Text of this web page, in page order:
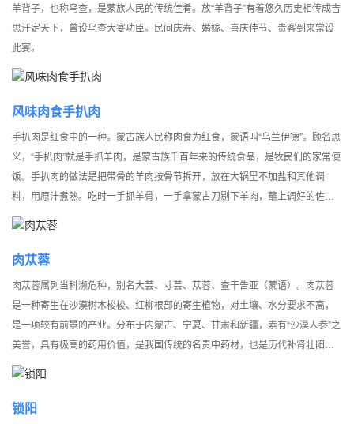
羊背子，也称乌查，是蒙族人民的传统佳肴。放“羊背子”有着悠久历史相传成吉
思汗定天下，曾设乌查大宴功臣。民间庆寿、婚嫁、喜庆佳节、贵客到来常设
此宴。
风味肉食手扒肉
手扒肉是红食中的一种。蒙古族人民称肉食为红食，蒙语叫“乌兰伊德”。顾名思
义，“手扒肉”就是手抓羊肉，是蒙古族千百年来的传统食品，是牧民们的家常便
饭。手扒肉的做法是把带骨的羊肉按骨节拆开，放在大锅里不加盐和其他调
料，用原汁煮熟。吃时一手抓羊骨，一手拿蒙古刀剔下羊肉，蘸上调好的佐料
吃。根据牧民的习惯，手扒肉一般用作晚餐。 到草原观光旅游不吃一顿手扒肉
就算没完全领略到草原的食俗风味和情趣，虚此一行。
肉苁蓉
肉苁蓉属列当科濒危种，别名大芸、寸芸、苁蓉、查干告亚（蒙语）。肉苁蓉
是一种寄生在沙漠树木梭梭、红柳根部的寄生植物，对土壤、水分要求不高，
是一项较有前景的产业。分布于内蒙古、宁夏、甘肃和新疆，素有“沙漠人参”之
美誉，具有极高的药用价值，是我国传统的名贵中药材，也是历代补肾壮阳类
处方中使用频度最高的补益药物之一。
锁阳